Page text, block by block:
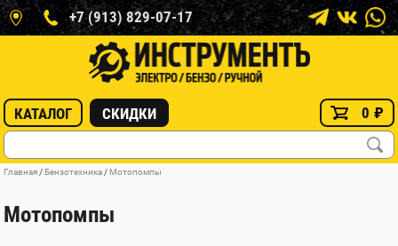
+7 (913) 829-07-17
КАТАЛОГ СКИДКИ 0 ₽
Главная / Бензотехника / Мотопомпы
Мотопомпы